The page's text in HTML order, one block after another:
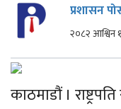
प्रशासन
२०८२ आश्विन
काठमाडौं ।